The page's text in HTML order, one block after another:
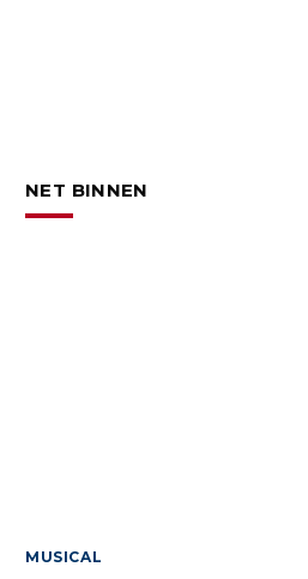
NET BINNEN
MUSICAL